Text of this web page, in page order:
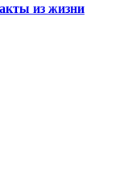
из жизни